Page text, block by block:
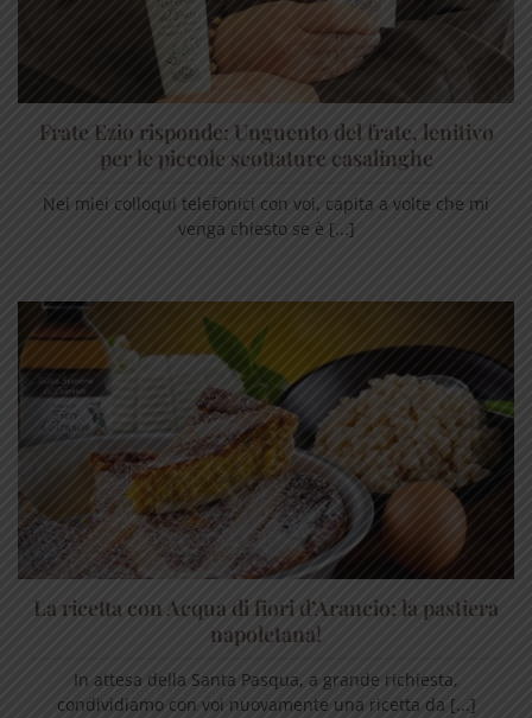
Frate Ezio risponde: Unguento del frate, lenitivo
per le piccole scottature casalinghe
Nei miei colloqui telefonici con voi, capita a volte che mi
venga chiesto se è [...]
La ricetta con Acqua di fiori d’Arancio: la pastiera
napoletana!
In attesa della Santa Pasqua, a grande richiesta,
condividiamo con voi nuovamente una ricetta da [...]